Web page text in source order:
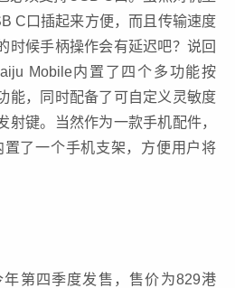
C口插起来方便，而且传输速度
时候手柄操作会有延迟吧？说回
Mobile内置了四个多功能按
能，同时配备了可自定义灵敏度
射键。当然作为一款手机配件，
置了一个手机支架，方便用户将
第四季度发售，售价为829港